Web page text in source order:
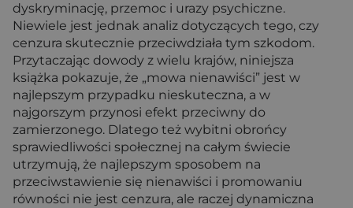
dyskryminację, przemoc i urazy psychiczne.
Niewiele jest jednak analiz dotyczących tego, czy
cenzura skutecznie przeciwdziała tym szkodom.
Przytaczając dowody z wielu krajów, niniejsza
książka pokazuje, że „mowa nienawiści” jest w
najlepszym przypadku nieskuteczna, a w
najgorszym przynosi efekt przeciwny do
zamierzonego. Dlatego też wybitni obrońcy
sprawiedliwości społecznej na całym świecie
utrzymują, że najlepszym sposobem na
przeciwstawienie się nienawiści i promowaniu
równości nie jest cenzura, ale raczej dynamiczna